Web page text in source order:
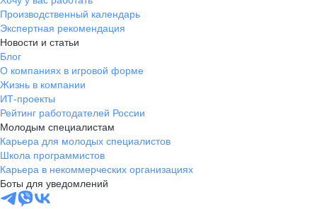
Производственный календарь
Экспертная рекомендация
Новости и статьи
Блог
О компаниях в игровой форме
Жизнь в компании
ИТ-проекты
Рейтинг работодателей России
Молодым специалистам
Карьера для молодых специалистов
Школа программистов
Карьера в некоммерческих организациях
Боты для уведомлений